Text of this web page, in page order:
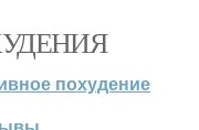
похудение